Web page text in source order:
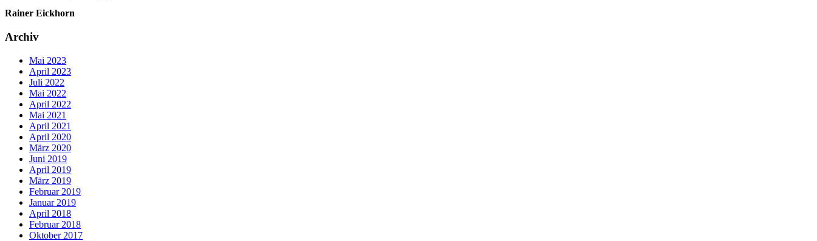
Rainer Eickhorn
Archiv
Mai 2023
April 2023
Juli 2022
Mai 2022
April 2022
Mai 2021
April 2021
April 2020
März 2020
Juni 2019
April 2019
März 2019
Februar 2019
Januar 2019
April 2018
Februar 2018
Oktober 2017